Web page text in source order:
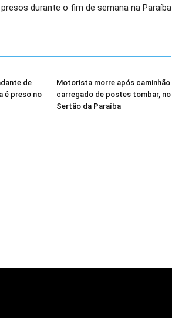
durante o fim de semana na Paraíba
de
é preso no
Motorista morre após caminhão
carregado de postes tombar, no
Sertão da Paraíba